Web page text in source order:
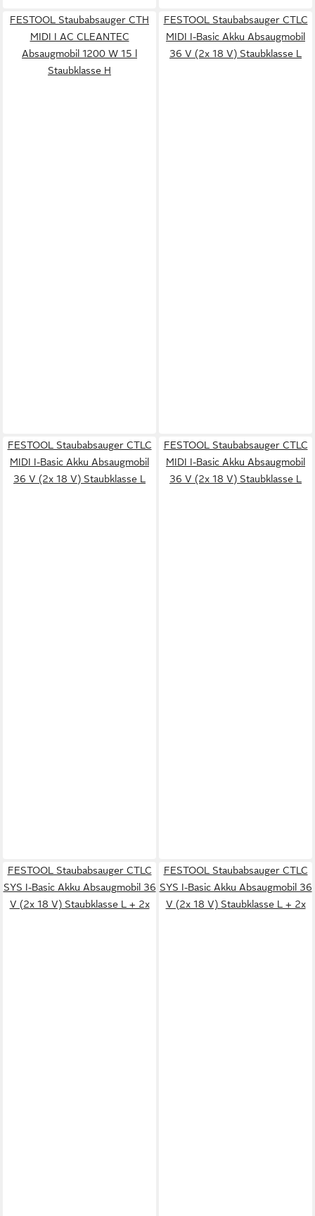
FESTOOL Staubabsauger CTH
MIDI I AC CLEANTEC
Absaugmobil 1200 W 15 l
Staubklasse H
FESTOOL Staubabsauger CTLC
MIDI I-Basic Akku Absaugmobil
36 V (2x 18 V) Staubklasse L
FESTOOL Staubabsauger CTLC
MIDI I-Basic Akku Absaugmobil
36 V (2x 18 V) Staubklasse L
FESTOOL Staubabsauger CTLC
MIDI I-Basic Akku Absaugmobil
36 V (2x 18 V) Staubklasse L
FESTOOL Staubabsauger CTLC
SYS I-Basic Akku Absaugmobil 36
V (2x 18 V) Staubklasse L + 2x
FESTOOL Staubabsauger CTLC
SYS I-Basic Akku Absaugmobil 36
V (2x 18 V) Staubklasse L + 2x